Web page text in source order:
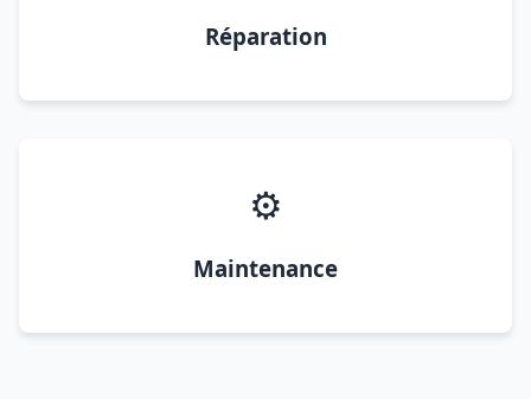
Réparation
⚙️
Maintenance